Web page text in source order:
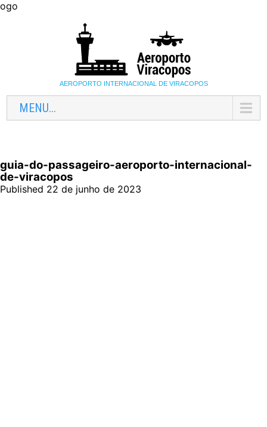
ogo
AEROPORTO INTERNACIONAL DE VIRACOPOS
MENU...
guia-do-passageiro-aeroporto-internacional-
de-viracopos
Published 22 de junho de 2023